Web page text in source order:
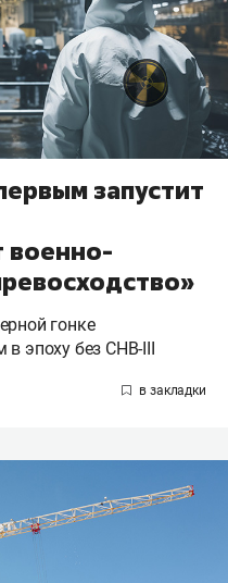
запустит
военно-
гонке
эпоху без СНВ-III